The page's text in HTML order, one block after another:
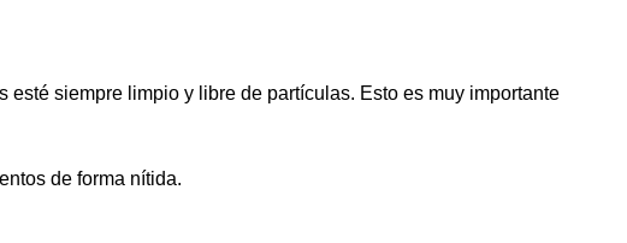
siempre limpio y libre de partículas. Esto es muy importante
de forma nítida.